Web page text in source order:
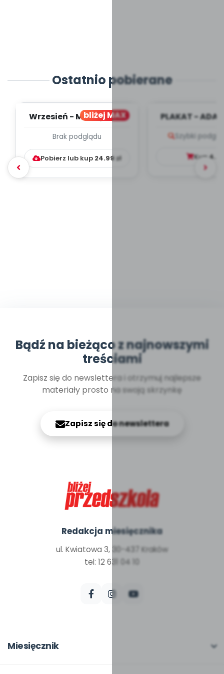
Ostatnio pobierane
bliżej MAX
Wrzesień - MIESIĘCZNY
WYCHOWAWCZO –
DYDAKTYC...
Brak podglądu
Pobierz lub kup 24.99zł
PLAKAT -
Szybki
Kup
Bądź na bieżąco z najnowszymi
treściami
Zapisz się do newslettera i otrzymuj najlepsze
materiały prosto na swoją skrzynkę
Zapisz się do newslettera
Redakcja miesięcznika
ul. Kwiatowa 3, 30-437 Kraków
tel: 12 631 04 10
Miesięcznik